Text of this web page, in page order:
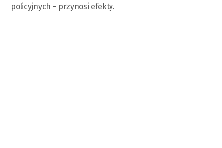
policyjnych – przynosi efekty.